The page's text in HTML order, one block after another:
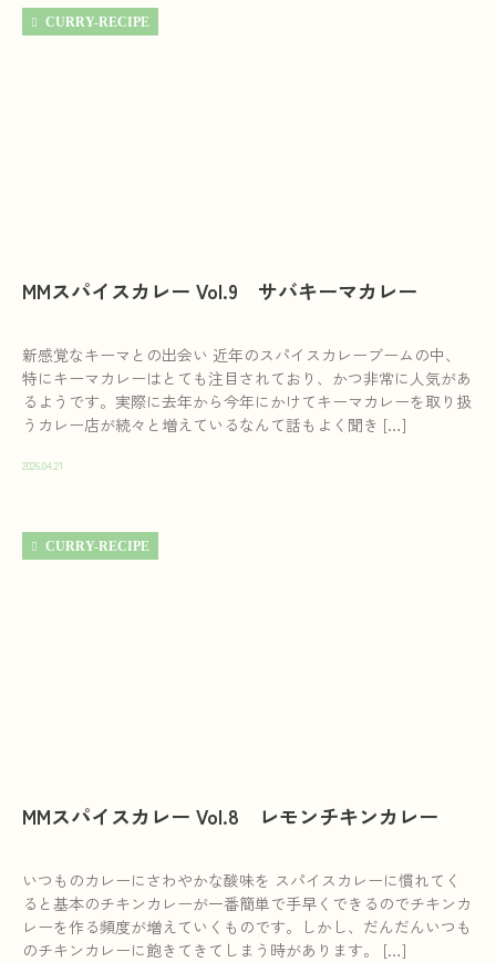
CURRY-RECIPE
MMスパイスカレー Vol.9 サバキーマカレー
新感覚なキーマとの出会い 近年のスパイスカレーブームの中、
特にキーマカレーはとても注目されており、かつ非常に人気があ
るようです。実際に去年から今年にかけてキーマカレーを取り扱
うカレー店が続々と増えているなんて話もよく聞き […]
2026.04.21
CURRY-RECIPE
MMスパイスカレー Vol.8 レモンチキンカレー
いつものカレーにさわやかな酸味を スパイスカレーに慣れてく
ると基本のチキンカレーが一番簡単で手早くできるのでチキンカ
レーを作る頻度が増えていくものです。しかし、だんだんいつも
のチキンカレーに飽きてきてしまう時があります。 […]